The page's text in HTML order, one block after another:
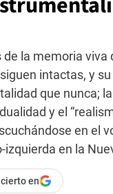
la memoria viva
intactas, y
que nunca;
y el
en el
izquierda en la
en